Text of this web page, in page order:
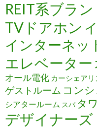
REIT系ブラ
TVドアホン
インターネッ
エレベーター
オール電化 カーシェアリ
ゲストルーム コン
シアタールーム スパ タ
デザイナーズ